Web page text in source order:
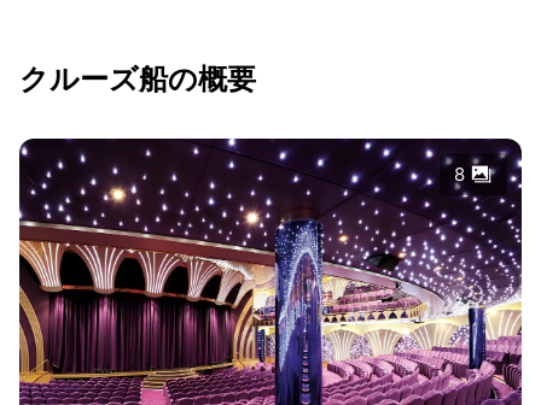
クルーズ船の概要
8